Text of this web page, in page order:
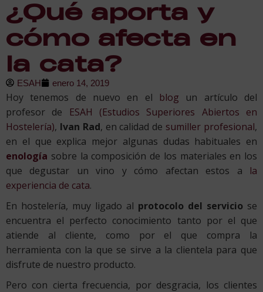
¿Qué aporta y
cómo afecta en
la cata?
ESAH enero 14, 2019
Hoy tenemos de nuevo en el blog un artículo del
profesor de
ESAH (Estudios Superiores Abiertos en
Hostelería), Ivan Rad, en calidad de sumiller profesional,
en el que explica mejor algunas dudas habituales en
enología sobre la composición de los materiales en los
que degustar un vino y cómo afectan estos a la
experiencia de cata.
En hostelería, muy ligado al protocolo del servicio se
encuentra el perfecto conocimiento tanto por el que
atiende al cliente, como por el que compra la
herramienta con la que se sirve a la clientela para que
disfrute de nuestro producto.
Pero con cierta frecuencia, por desgracia, los clientes